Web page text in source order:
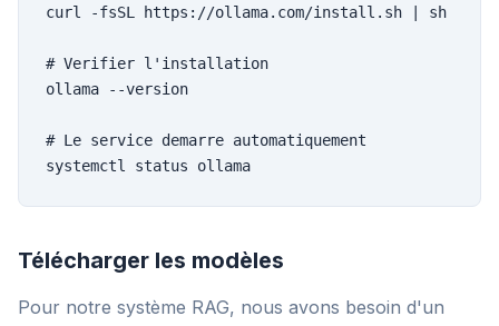
curl -fsSL https://ollama.com/install.sh | sh
# Verifier l'installation
ollama --version
# Le service demarre automatiquement
systemctl status ollama
Télécharger les modèles
Pour notre système RAG, nous avons besoin d'un